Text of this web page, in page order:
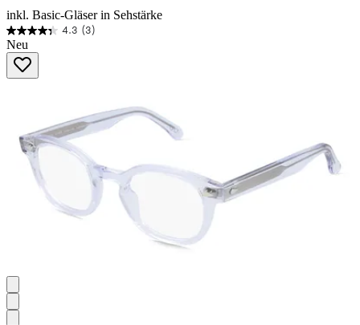
inkl. Basic-Gläser in Sehstärke
4.3 (3)
4.3
von
Sternen.
Neu